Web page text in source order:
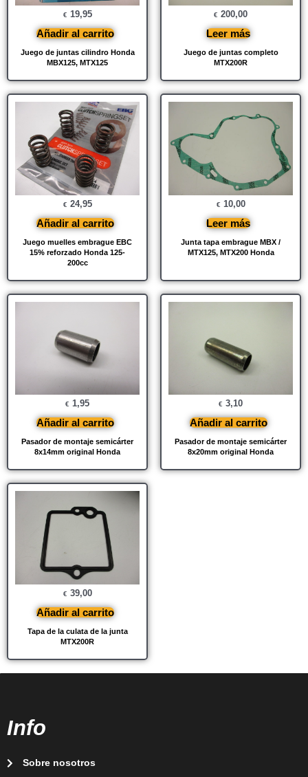
Juego de juntas cilindro Honda
MBX125, MTX125
€ 19,95
Añadir al carrito
Juego de juntas completo
MTX200R
€ 200,00
Leer más
Juego muelles embrague EBC
15% reforzado Honda 125-
200cc
€ 24,95
Añadir al carrito
Junta tapa embrague MBX /
MTX125, MTX200 Honda
€ 10,00
Leer más
Pasador de montaje semicárter
8x14mm original Honda
€ 1,95
Añadir al carrito
Pasador de montaje semicárter
8x20mm original Honda
€ 3,10
Añadir al carrito
Tapa de la culata de la junta
MTX200R
€ 39,00
Añadir al carrito
Info
Sobre nosotros